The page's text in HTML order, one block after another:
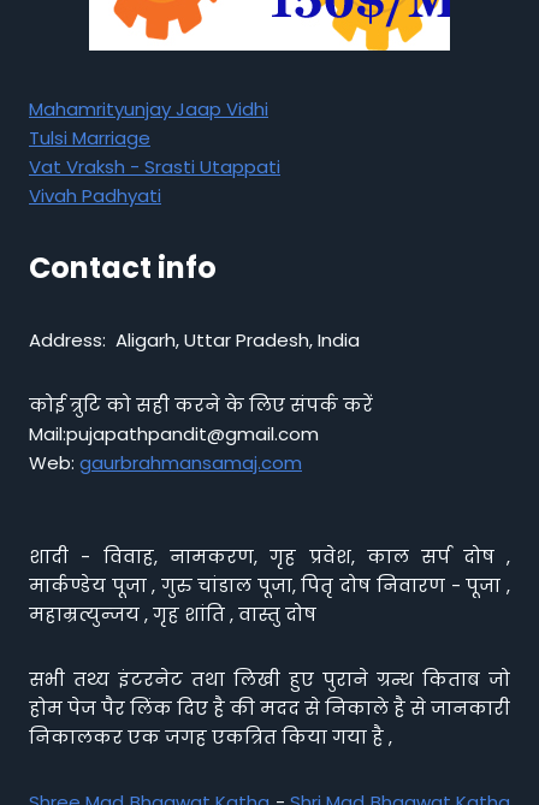
Mahamrityunjay Jaap Vidhi
Tulsi Marriage
Vat Vraksh - Srasti Utappati
Vivah Padhyati
Contact info
Address: Aligarh, Uttar Pradesh, India
कोई त्रुटि को सही करने के लिए संपर्क करें
Mail:pujapathpandit@gmail.com
Web: gaurbrahmansamaj.com
शादी - विवाह, नामकरण, गृह प्रवेश, काल सर्प दोष ,
मार्कण्डेय पूजा , गुरु चांडाल पूजा, पितृ दोष निवारण - पूजा ,
महाम्रत्युन्जय , गृह शांति , वास्तु दोष
सभी तथ्य इंटरनेट तथा लिखी हुए पुराने ग्रन्थ किताब जो
होम पेज पैर लिंक दिए है की मदद से निकाले है से जानकारी
निकालकर एक जगह एकत्रित किया गया है ,